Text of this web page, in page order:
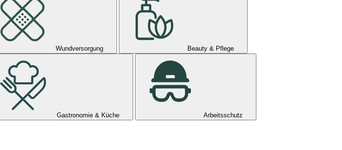
Wundversorgung Beauty & Pflege
Gastronomie & Küche Arbeitsschutz